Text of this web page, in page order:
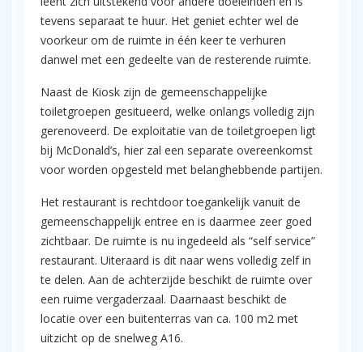
tevens separaat te huur. Het geniet echter wel de
voorkeur om de ruimte in één keer te verhuren
danwel met een gedeelte van de resterende ruimte.
Naast de Kiosk zijn de gemeenschappelijke
toiletgroepen gesitueerd, welke onlangs volledig zijn
gerenoveerd. De exploitatie van de toiletgroepen ligt
bij McDonald’s, hier zal een separate overeenkomst
voor worden opgesteld met belanghebbende partijen.
Het restaurant is rechtdoor toegankelijk vanuit de
gemeenschappelijk entree en is daarmee zeer goed
zichtbaar. De ruimte is nu ingedeeld als “self service”
restaurant. Uiteraard is dit naar wens volledig zelf in
te delen. Aan de achterzijde beschikt de ruimte over
een ruime vergaderzaal. Daarnaast beschikt de
locatie over een buitenterras van ca. 100 m2 met
uitzicht op de snelweg A16.